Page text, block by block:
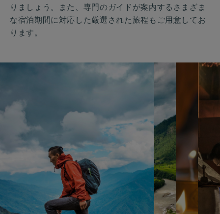
りましょう。また、専門のガイドが案内するさまざま
な宿泊期間に対応した厳選された旅程もご用意してお
ります。